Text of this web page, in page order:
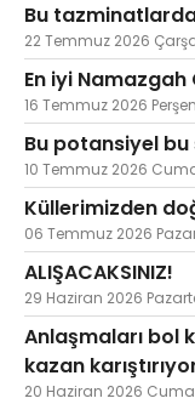
Bu
22 Temmuz 2026
En iyi Namazgah
16 Temmuz 2026
Bu potansiyel
10 Temmuz 2026
Küllerimizden
06 Temmuz 2026
ALIŞACAKSINIZ!
29 Haziran 2026
Anlaşmaları bol
kazan
20 Haziran 2026